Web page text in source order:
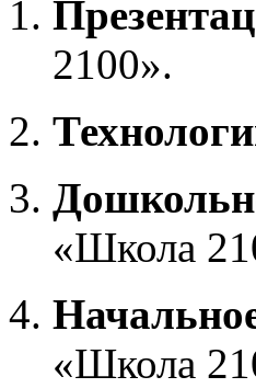
2100».
«Школа
«Школа